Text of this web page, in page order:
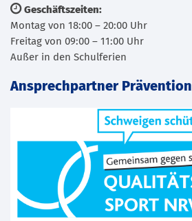
Geschäftszeiten:
Montag von 18:00 – 20:00 Uhr
Freitag von 09:00 – 11:00 Uhr
Außer in den Schulferien
Ansprechpartner Prävention